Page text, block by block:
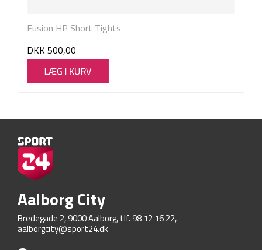
Fusion HP Short Tights
DKK 500,00
Aalborg City
Bredegade 2, 9000 Aalborg, tlf. 98 12 16 22,
aalborgcity@sport24.dk